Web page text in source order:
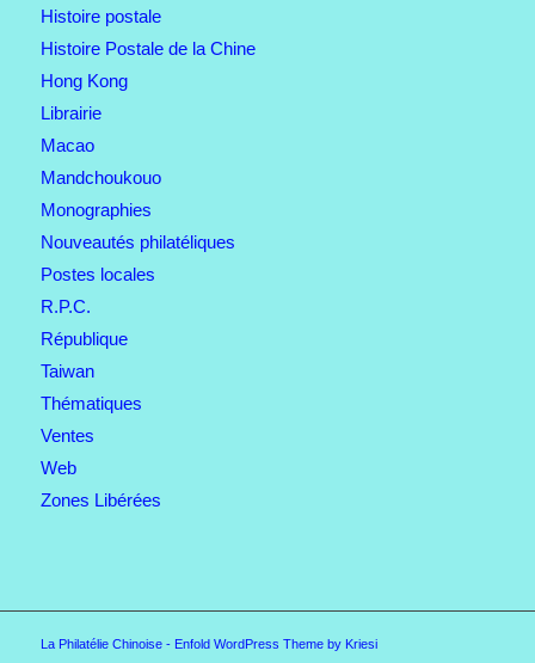
Histoire postale
Histoire Postale de la Chine
Hong Kong
Librairie
Macao
Mandchoukouo
Monographies
Nouveautés philatéliques
Postes locales
R.P.C.
République
Taiwan
Thématiques
Ventes
Web
Zones Libérées
La Philatélie Chinoise - Enfold WordPress Theme by Kriesi